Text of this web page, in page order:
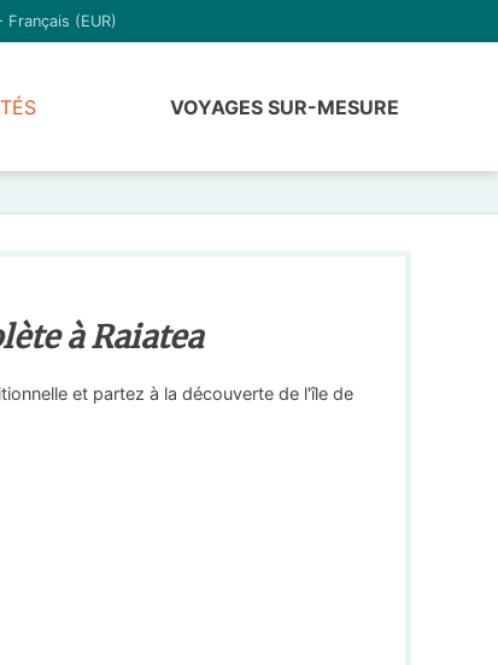
Français (EUR)
VOYAGES SUR-MESURE
à Raiatea
et partez à la découverte de l'île de